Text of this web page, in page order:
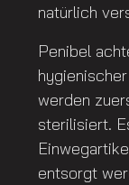
natürlich
Penibel
werden
sterilisiert.
entsorgt